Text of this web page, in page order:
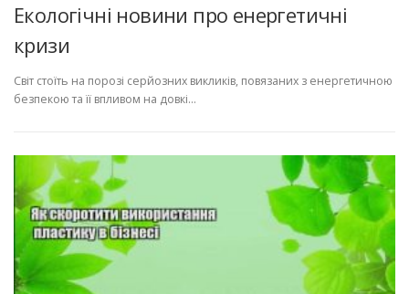
Екологічні новини про енергетичні
кризи
Світ стоїть на порозі серйозних викликів, повязаних з енергетичною
безпекою та її впливом на довкі…